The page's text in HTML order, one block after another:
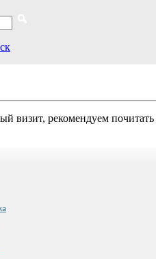
визит, рекомендуем почитать